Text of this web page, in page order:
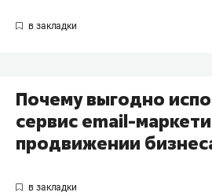
Почему выгодно
сервис email-
продвижении